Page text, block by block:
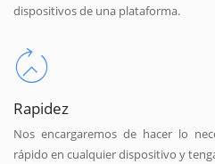
dispositivos de una plataforma.
Rapidez
Nos encargaremos de hacer lo
rápido en cualquier dispositivo y